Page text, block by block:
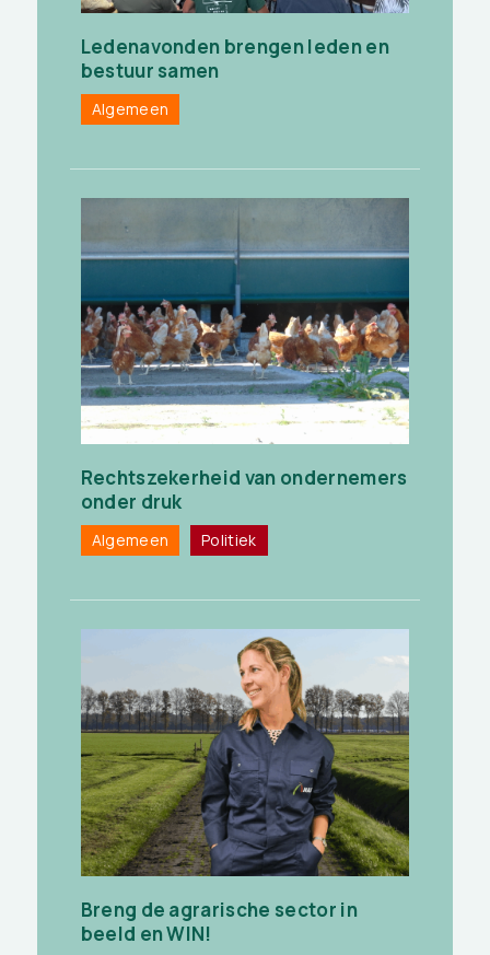
Ledenavonden brengen leden en
bestuur samen
Algemeen
Rechtszekerheid van ondernemers
onder druk
Algemeen Politiek
Breng de agrarische sector in
beeld en WIN!